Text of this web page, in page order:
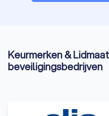
Keurmerken &
beveiligingsbedrijven